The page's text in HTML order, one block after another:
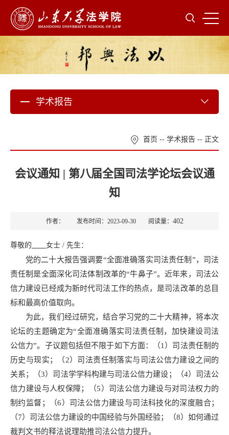
学术报告
首页 -- 学术报告 -- 正文
会议通知 | 第八届全国司法学论坛会议通
知
作者： 发布时间：2023-09-30 阅读量： 402
尊敬的 女士 / 先生：
党的二十大报告强调要“全面准确落实司法责任制”，司法
责任制是全面深化司法体制改革的“牛鼻子”。近年来，司法公
信力建设已经成为新时代司法工作的热点，是司法改革的总目
标和最高价值取向。
为此，我们经过研究，结合学习党的二十大精神，将本次
论坛的主题确定为“全面准确落实司法责任制，加快建设司法
公信力”。子议题包括但不限于如下方面：（1）司法责任制的
历史与现实；（2）司法责任制落实与司法公信力建设之间的
关系；（3）司法学学科构建与司法公信力建设；（4）司法公
信力建设与人权保障；（5）司法公信力建设与对司法权力的
制约监督；（6）司法公信力建设与司法科技化的深度融合；
（7）司法公信力建设的中国经验与外国经验；（8）如何通过
裁判文书的释法说理助推司法公信力提升。